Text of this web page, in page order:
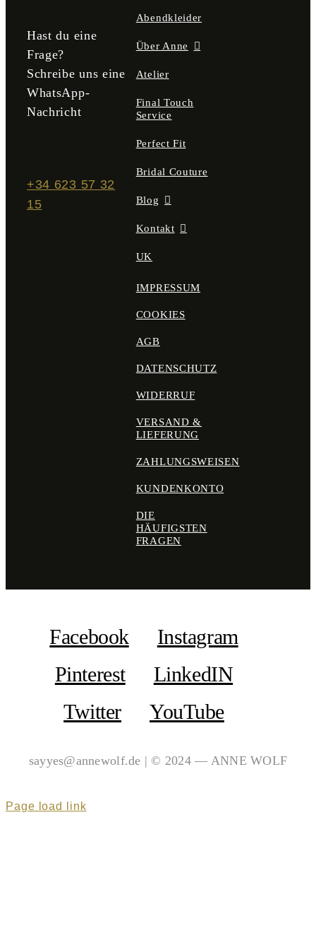
werden
Hast du eine
Frage?
Schreibe uns eine
WhatsApp-
Nachricht
+34 623 57 32
15
Abendkleider
Über Anne
Atelier
Final Touch
Service
Perfect Fit
Bridal Couture
Blog
Kontakt
UK
IMPRESSUM
COOKIES
AGB
DATENSCHUTZ
WIDERRUF
VERSAND &
LIEFERUNG
ZAHLUNGSWEISEN
KUNDENKONTO
DIE
HÄUFIGSTEN
FRAGEN
Facebook
Instagram
Pinterest
LinkedIN
Twitter
YouTube
sayyes@annewolf.de | © 2024 — ANNE WOLF
Page load link